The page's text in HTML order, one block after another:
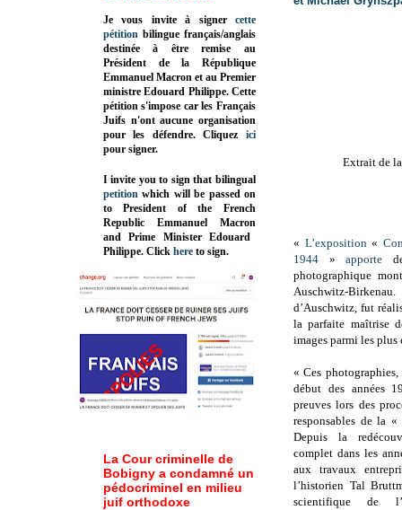
Extrait de
« L’exposition«
1944 »apporte
photographique
Auschwitz-
d’Auschwitz, fut
la parfaite maîtrise
images parmi les plus
« Ces
début des années
preuves lors des
responsables de la
Depuis la
complet dans les
aux travaux
l’historien Tal
scientifique de
Je vous invite à signer cette
pétition bilingue français/anglais
destinée à être remise au
Président de la République
Emmanuel Macron et au Premier
ministre Edouard Philippe. Cette
pétition s'impose car les Français
Juifs n'ont aucune organisation
pour les défendre. Cliquez
ici
pour signer.
I invite you to sign that bilingual
petition which will be passed on
to President of the French
Republic Emmanuel Macron
and Prime MinisterEdouard
Philippe. Click here to sign.
La Cour criminelle de
Bobigny a condamné un
pédocriminel en milieu
juif orthodoxe